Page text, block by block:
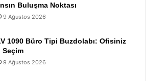
Buluşma Noktası
9 Ağustos 2026
1090 Büro Tipi Buzdolabı: Ofisiniz
Seçim
9 Ağustos 2026